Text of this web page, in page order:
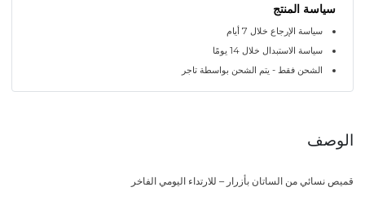
سياسة المنتج
سياسة الإرجاع خلال 7 أيام
سياسة الاستبدال خلال 14 يومًا
الشحن فقط - يتم الشحن بواسطة تاجر
الوصف
قميص نسائي من الساتان بأزرار – للارتداء اليومي الفاخر